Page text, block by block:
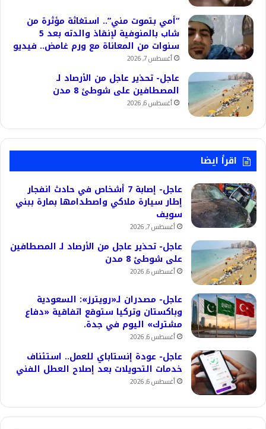
“أمي بتموت مني”.. استغاثة مؤثرة من
شاب بالمنوفية لإنقاذ والدته بعد 5
سنوات من المعاناة مع ورم غامض.. فيديو
أغسطس 7, 2026
عاجل- تحذير عاجل من الأرصاد لـ
المصطافين على شوطئ 8 مدن
أغسطس 6, 2026
اقرأ ايضا
عاجل- إصابة 7 أشخاص في حادث انفجار
إطار سيارة ملاكي واصطدامها بمارة ببني
سويف
أغسطس 7, 2026
عاجل- تحذير عاجل من الأرصاد لـ المصطافين
على شوطئ 8 مدن
أغسطس 6, 2026
عاجل- مصدران لـ«رويترز»: السعودية
وباكستان وتركيا ستوقع اتفاقية «دفاع
مشترك» اليوم في جدة.
أغسطس 6, 2026
عاجل- عودة إنستاباي للعمل.. استئناف
خدمات التحويلات بعد إصلاح العطل الفني
أغسطس 6, 2026